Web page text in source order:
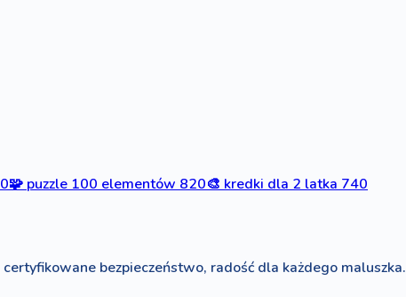
🧩 puzzle 100 elementów 820🎨 kredki dla 2 latka 740
bezpieczeństwo, radość dla każdego maluszka.